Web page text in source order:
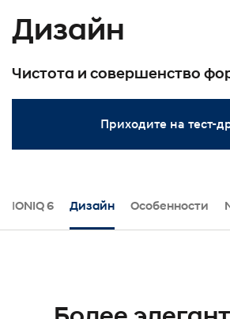
Дизайн
Чистота и совершенство
Приходите на тест-
IONIQ 6 Дизайн Особенности